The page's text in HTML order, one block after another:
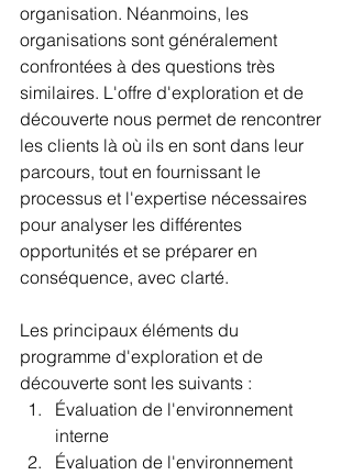
organisation. Néanmoins, les
organisations sont généralement
confrontées à des questions très
similaires. L'offre d'exploration et de
découverte nous permet de rencontrer
les clients là où ils en sont dans leur
parcours, tout en fournissant le
processus et l'expertise nécessaires
pour analyser les différentes
opportunités et se préparer en
conséquence, avec clarté.
Les principaux éléments du
programme d'exploration et de
découverte sont les suivants :
Évaluation de l'environnement
interne
Évaluation de l'environnement